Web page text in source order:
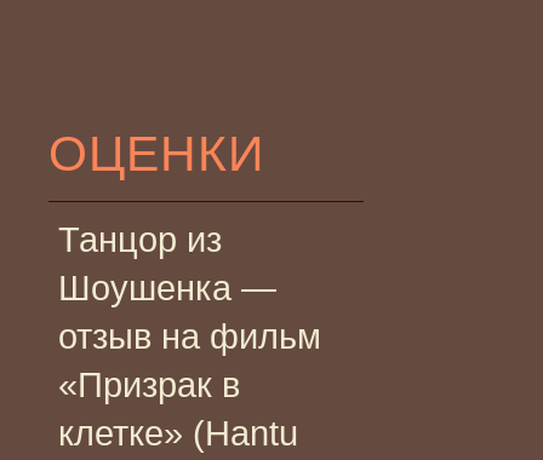
ОЦЕНКИ
Танцор из
Шоушенка —
отзыв на фильм
«Призрак в
клетке» (Hantu